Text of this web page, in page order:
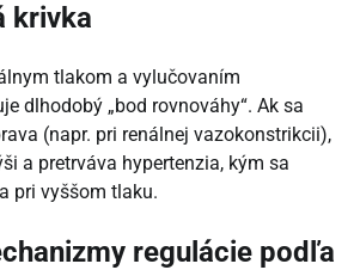
krivka
tlakom a vylučovaním
dlhodobý „bod rovnováhy“. Ak sa
(napr. pri renálnej vazokonstrikcii),
a pretrváva hypertenzia, kým sa
pri vyššom tlaku.
regulácie podľa